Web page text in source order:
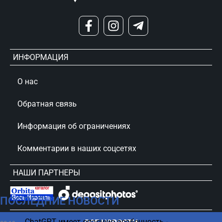
ПОСЛЕДНИЕ НОВОСТИ
ИНФОРМАЦИЯ
О нас
Обратная связь
Информация об ограничениях
Комментарии в наших соцсетях
НАШИ ПАРТНЕРЫ